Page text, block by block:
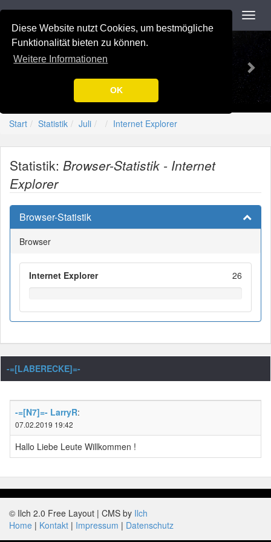
Diese Website nutzt Cookies, um bestmögliche
Funktionalität bieten zu können.
Weitere Informationen
OK
Navigation
Previous-=[Nation-7.de]=-
Start Statistik Juli Internet Explorer
Statistik: Browser-Statistik - Internet
Explorer
Browser-Statistik
Browser
Internet Explorer 26
-=[LABERECKE]=-
-=[N7]=- LarryR:
07.02.2019 19:42
Hallo Liebe Leute Willkommen !
© Ilch 2.0 Free Layout | CMS by Ilch
Home
Kontakt Impressum Datenschutz